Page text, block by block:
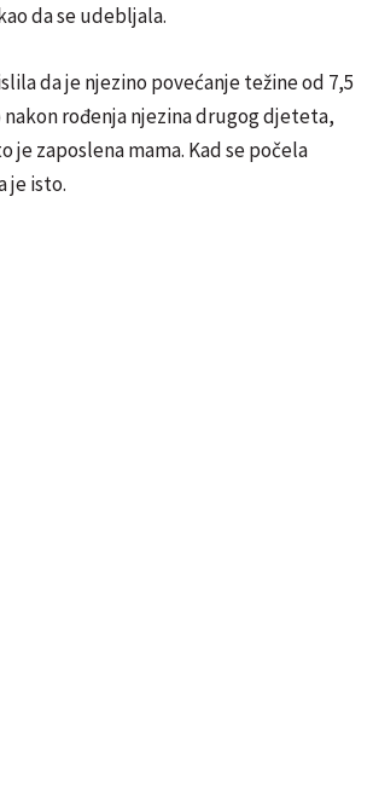
da se udebljala.
da je njezino povećanje težine od 7,5
rođenja njezina drugog djeteta,
je zaposlena mama. Kad se počela
je isto.